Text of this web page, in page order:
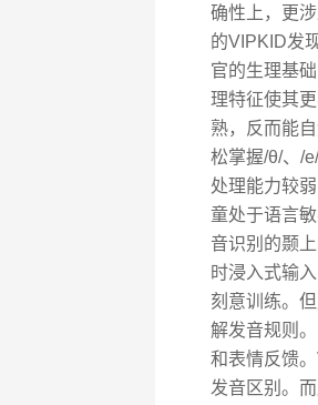
确性上，更
的VIPKID发
官的生理基
理特征使其
熟，反而能
松掌握/θ/、/
处理能力较
童处于语言
音识别的颞
时浸入式输
刻意训练。
解发音规则
和表情反馈
发音区别。